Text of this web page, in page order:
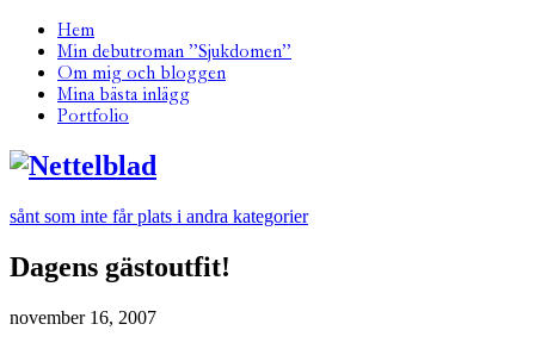
Hem
Min debutroman ”Sjukdomen”
Om mig och bloggen
Mina bästa inlägg
Portfolio
sånt som inte får plats i andra kategorier
Dagens gästoutfit!
november 16, 2007